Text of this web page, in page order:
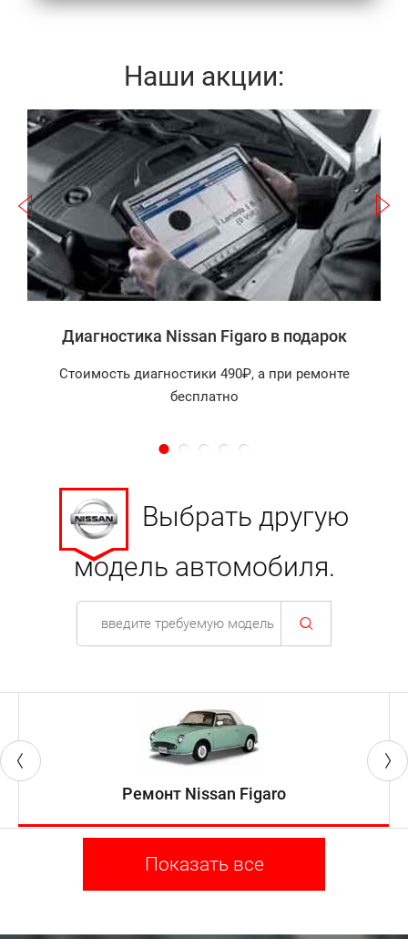
Наши акции:
Записаться
Диагностика Nissan Figaro в подарок
Стоимость диагностики 490₽, а при ремонте
бесплатно
Выбрать другую
модель автомобиля.
Ремонт Nissan Figaro
Показать все